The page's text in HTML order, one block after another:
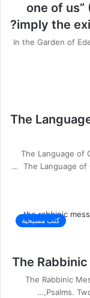
one of us”
imply the
In the Garden of
The
The Language of
The Language of
كتب مسيحية
The
The Rabbinic
Psalms.